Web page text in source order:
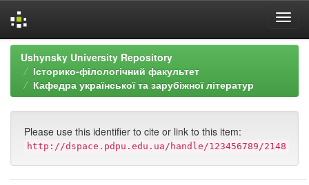
Skip
navigation
Ushynsky University Repository
Історико-філологічний факультет
Кафедра української та зарубіжної літератур
Please use this identifier to cite or link to this item:
http://dspace.pdpu.edu.ua/handle/123456789/2148